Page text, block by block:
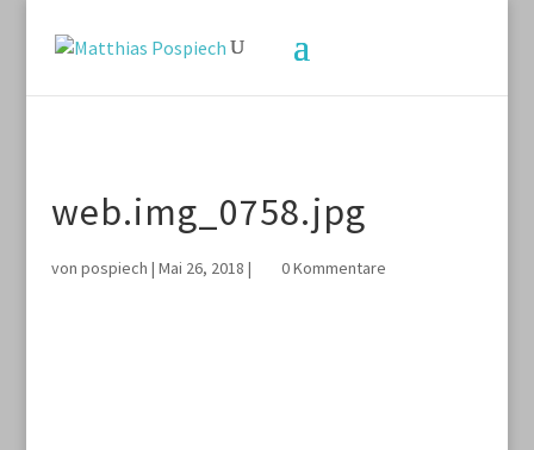
web.img_0758.jpg
von pospiech | Mai 26, 2018 | 0 Kommentare